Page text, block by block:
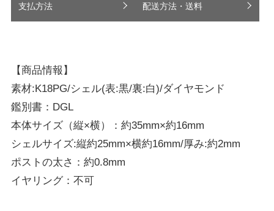
支払方法 配送方法・送料
【商品情報】
素材:K18PG/シェル(表:黒/裏:白)/ダイヤモンド
鑑別書：DGL
本体サイズ（縦×横）：約35mm×約16mm
シェルサイズ:縦約25mm×横約16mm/厚み:約2mm
ポストの太さ：約0.8mm
イヤリング：不可